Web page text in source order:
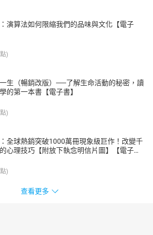
對美國社會的深遠影響。
的誕生
入了迅速的工業化時期。本書探討了瓦特與
力的崛起以及鐵路和電報對美國經濟和社會
了美國在世界大戰中的參與及其後果，並探
，反映了美國在全球新秩序中的地位與挑
《美國簡史》的精簡版，在保持原作精神的
年代，涵蓋了美國創建和發展的諸多酸甜
風格，使歷史脈絡更加清晰，適合讀者快速
精髓，並深入探討西方文明和政治生活的複
演算法如何限縮我們的品味與文化【電子
點)
生（暢銷改版）──了解生命活動的秘密，讀
的第一本書【電子書】
點)
全球熱銷突破1000萬冊現象級巨作！改變千
心理技巧【附放下執念明信片圖】【電子
點)
查看更多